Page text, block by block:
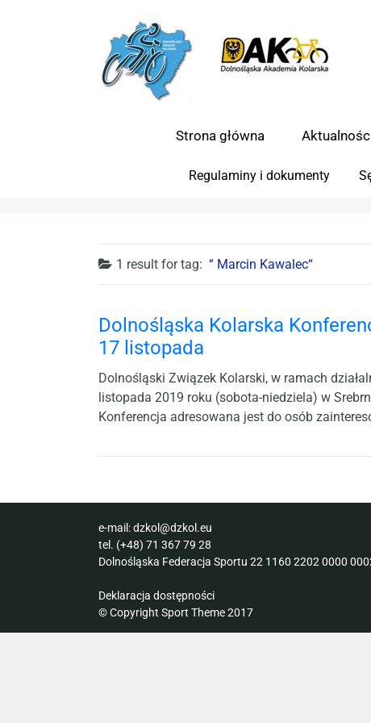
Strona główna
Regulaminy i dokumenty
1 result fortag: Marcin Kawalec
Dolnośląska Kolarska
17 listopada
Dolnośląski Związek Kolarski, w ramach
listopada 2019 roku (sobota-niedziela) w
Konferencja adresowana jest do osób
e-mail:dzkol@dzkol.eu
tel. (+48) 71 367 79 28
Dolnośląska Federacja Sportu 22 1160 2202 0000
Deklaracja dostępności
© Copyright Sport Theme 2017